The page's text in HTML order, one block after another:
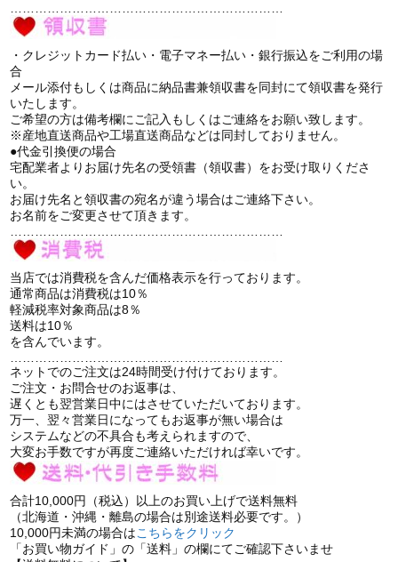
・クレジットカード払い・電子マネー払い・銀行振込をご利用の場
合
メール添付もしくは商品に納品書兼領収書を同封にて領収書を発行
いたします。
ご希望の方は備考欄にご記入もしくはご連絡をお願い致します。
※産地直送商品や工場直送商品などは同封しておりません。
●代金引換便の場合
宅配業者よりお届け先名の受領書（領収書）をお受け取りくださ
い。
お届け先名と領収書の宛名が違う場合はご連絡下さい。
お名前をご変更させて頂きます。
当店では消費税を含んだ価格表示を行っております。
通常商品は消費税は10％
軽減税率対象商品は8％
送料は10％
を含んでいます。
ネットでのご注文は24時間受け付けております。
ご注文・お問合せのお返事は、
遅くとも翌営業日中にはさせていただいております。
万一、翌々営業日になってもお返事が無い場合は
システムなどの不具合も考えられますので、
大変お手数ですが再度ご連絡いただければ幸いです。
合計10,000円（税込）以上のお買い上げで送料無料
（北海道・沖縄・離島の場合は別途送料必要です。）
10,000円未満の場合はこちらをクリック
「お買い物ガイド」の「送料」の欄にてご確認下さいませ